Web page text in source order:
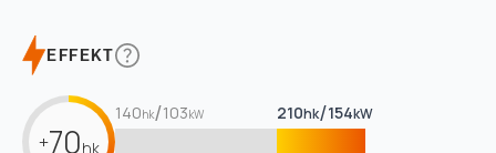
EFFEKT
+70hk
140hk/103kW 210hk/154kW